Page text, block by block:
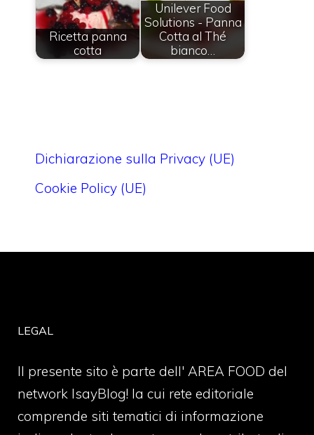
Ricetta panna
cotta
Unilever Food
Solutions - Panna
Cotta al Thé
bianco…
Dichiarazione sulla Privacy (UE)
Cookie Policy (UE)
LEGAL
Il presente sito è parte dell' AREA FOOD del
network IsayBlog! la cui rete editoriale
comprende siti tematici di informazione